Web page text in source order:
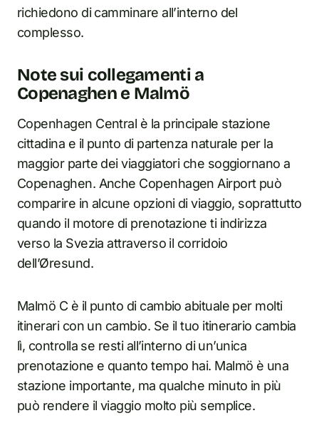
richiedono di camminare all’interno del
complesso.
Note sui collegamenti a
Copenaghen e Malmö
Copenhagen Central è la principale stazione
cittadina e il punto di partenza naturale per la
maggior parte dei viaggiatori che soggiornano a
Copenaghen. Anche Copenhagen Airport può
comparire in alcune opzioni di viaggio, soprattutto
quando il motore di prenotazione ti indirizza
verso la Svezia attraverso il corridoio
dell’Øresund.
Malmö C è il punto di cambio abituale per molti
itinerari con un cambio. Se il tuo itinerario cambia
lì, controlla se resti all’interno di un’unica
prenotazione e quanto tempo hai. Malmö è una
stazione importante, ma qualche minuto in più
può rendere il viaggio molto più semplice.